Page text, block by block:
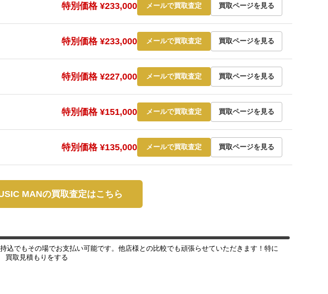
特別価格 ¥233,000 メールで買取査定 買取ページを見る
特別価格 ¥233,000 メールで買取査定 買取ページを見る
特別価格 ¥227,000 メールで買取査定 買取ページを見る
特別価格 ¥151,000 メールで買取査定 買取ページを見る
特別価格 ¥135,000 メールで買取査定 買取ページを見る
MANの買取査定はこちら
込でもその場でお支払い可能です。他店様との比較でも頑張らせていただきます！特に
買取見積もりをする